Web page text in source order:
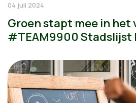
04 juli 2024
Groen stapt mee in het
#TEAM9900 Stadslijst